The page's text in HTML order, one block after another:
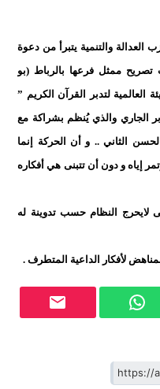
العدالة والتنمية يتبرأ من دعوة
ممثل فرعها بالرباط (بو
العالمية لتدبر القرآن الكريم ”
الجاري والذي يُنظم بشراكة مع
الثاني .. و أن الحركة إنما
إياه و دون أن تتبنى هي أفكاره
لايحرج النظام حسب تدوينة له
لأفكار الداعية المتطرف .